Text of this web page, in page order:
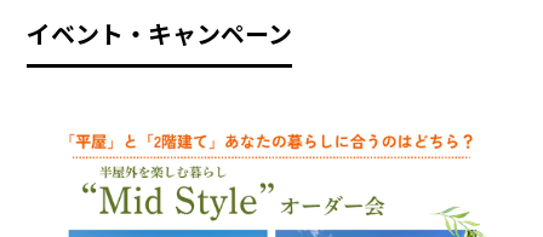
イベント・キャンペーン